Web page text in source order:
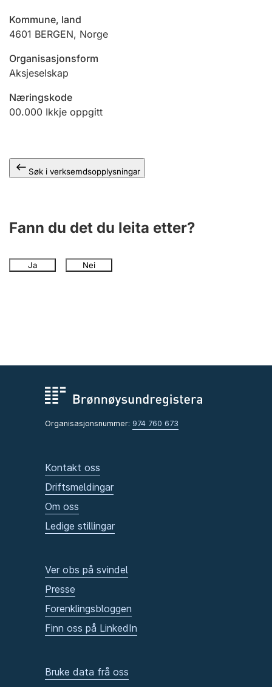
Ektepaktrettleiaren
Andre tema
Kommune, land
4601 BERGEN, Norge
Organisasjonsform
Aksjeselskap
Næringskode
00.000 Ikkje oppgitt
Søk i verksemdsopplysningar
Fann du det du leita etter?
Ja Nei
Organisasjonsnummer: 974 760 673
Kontakt oss
Driftsmeldingar
Om oss
Ledige stillingar
Ver obs på svindel
Presse
Forenklingsbloggen
Finn oss på LinkedIn
Bruke data frå oss